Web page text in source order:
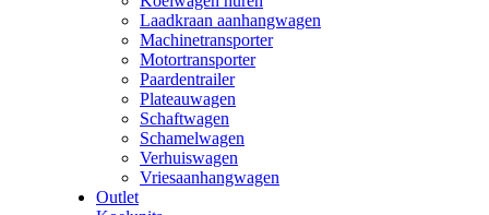
Laadkraan aanhangwagen
Machinetransporter
Motortransporter
Paardentrailer
Plateauwagen
Schaftwagen
Schamelwagen
Verhuiswagen
Vriesaanhangwagen
Outlet